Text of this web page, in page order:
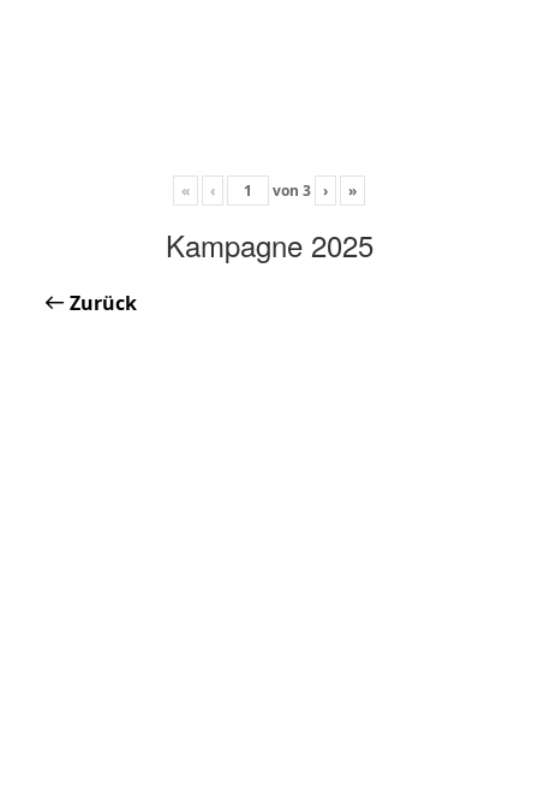
« ‹ von 3 › »
Kampagne 2025
Zurück